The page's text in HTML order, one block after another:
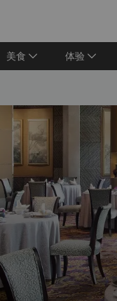
美食 体验